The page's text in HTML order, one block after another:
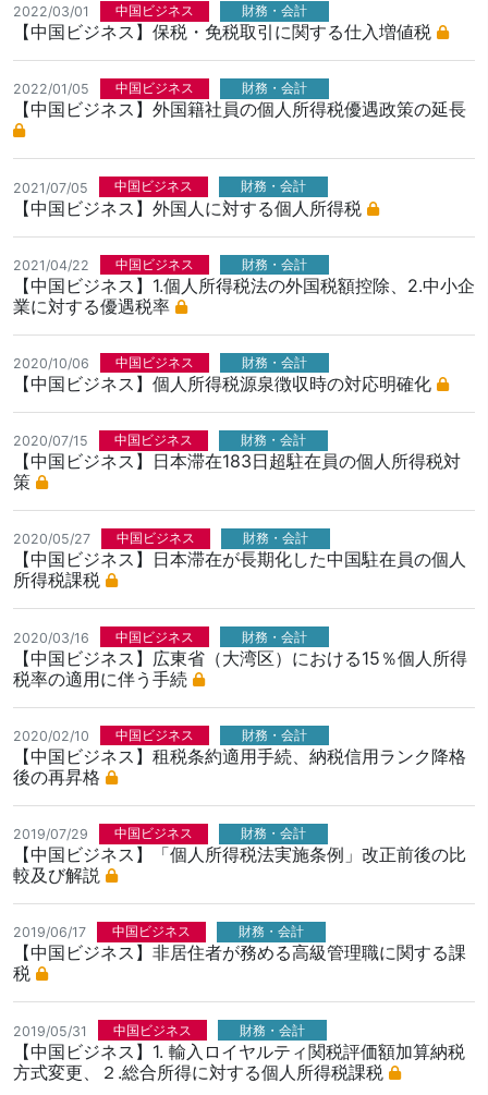
2022/03/01 中国ビジネス 財務・会計
【中国ビジネス】保税・免税取引に関する仕入増値税
2022/01/05 中国ビジネス 財務・会計
【中国ビジネス】外国籍社員の個人所得税優遇政策の延長
2021/07/05 中国ビジネス 財務・会計
【中国ビジネス】外国人に対する個人所得税
2021/04/22 中国ビジネス 財務・会計
【中国ビジネス】1.個人所得税法の外国税額控除、2.中小企
業に対する優遇税率
2020/10/06 中国ビジネス 財務・会計
【中国ビジネス】個人所得税源泉徴収時の対応明確化
2020/07/15 中国ビジネス 財務・会計
【中国ビジネス】日本滞在183日超駐在員の個人所得税対
策
2020/05/27 中国ビジネス 財務・会計
【中国ビジネス】日本滞在が長期化した中国駐在員の個人
所得税課税
2020/03/16 中国ビジネス 財務・会計
【中国ビジネス】広東省（大湾区）における15％個人所得
税率の適用に伴う手続
2020/02/10 中国ビジネス 財務・会計
【中国ビジネス】租税条約適用手続、納税信用ランク降格
後の再昇格
2019/07/29 中国ビジネス 財務・会計
【中国ビジネス】「個人所得税法実施条例」改正前後の比
較及び解説
2019/06/17 中国ビジネス 財務・会計
【中国ビジネス】非居住者が務める高級管理職に関する課
税
2019/05/31 中国ビジネス 財務・会計
【中国ビジネス】1. 輸入ロイヤルティ関税評価額加算納税
方式変更、２.総合所得に対する個人所得税課税